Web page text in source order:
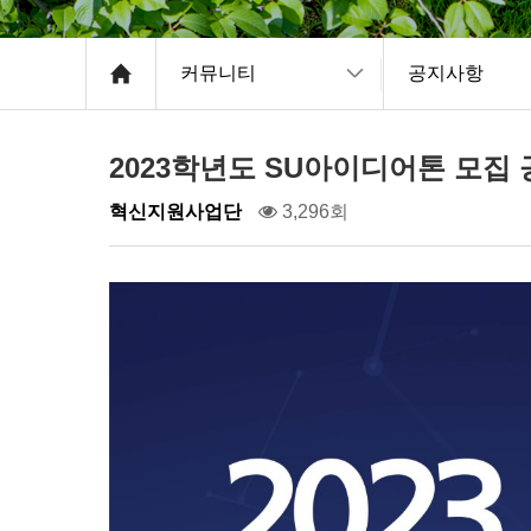
커뮤니티 공지사항
2023학년도 SU아이디어톤 모집
혁신지원사업단 3,296회